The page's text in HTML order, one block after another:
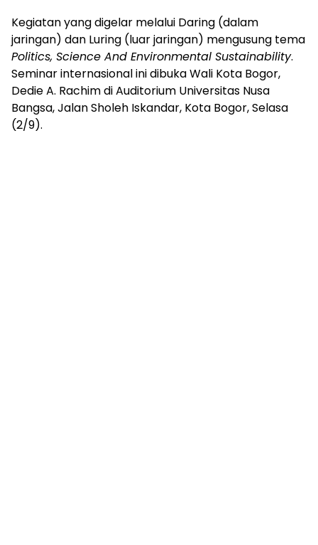
Kegiatan yang digelar melalui Daring (dalam
jaringan) dan Luring (luar jaringan) mengusung tema
Politics, Science And Environmental Sustainability.
Seminar internasional ini dibuka Wali Kota Bogor,
Dedie A. Rachim di Auditorium Universitas Nusa
Bangsa, Jalan Sholeh Iskandar, Kota Bogor, Selasa
(2/9).